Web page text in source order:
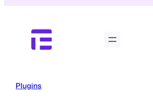
contenu
Plugins